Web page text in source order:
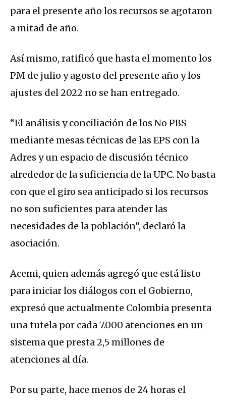
para el presente año los recursos se agotaron
a mitad de año.
Así mismo, ratificó que hasta el momento los
PM de julio y agosto del presente año y los
ajustes del 2022 no se han entregado.
“El análisis y conciliación de los No PBS
mediante mesas técnicas de las EPS con la
Adres y un espacio de discusión técnico
alrededor de la suficiencia de la UPC. No basta
con que el giro sea anticipado si los recursos
no son suficientes para atender las
necesidades de la población”, declaró la
asociación.
Acemi, quien además agregó que está listo
para iniciar los diálogos con el Gobierno,
expresó que actualmente Colombia presenta
una tutela por cada 7.000 atenciones en un
sistema que presta 2,5 millones de
atenciones al día.
Por su parte, hace menos de 24 horas el